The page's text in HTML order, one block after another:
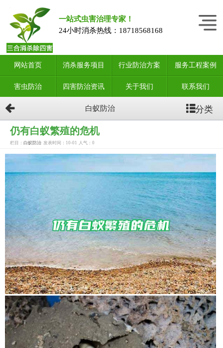
一站式虫害治理专家！
24小时消杀热线： 18718568168
网站首页 消杀服务项目 行业防治方案 服务工程案例
害虫防治 四害防治资讯 关于我们 联系我们
白蚁防治 分类
仍有白蚁繁殖的危机
栏目： 白蚁防治 发表时间：10-01 人气： 0